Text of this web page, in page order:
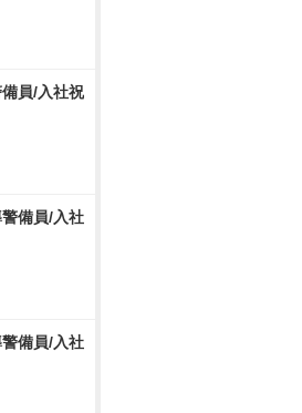
員/入社祝
備員/入社
備員/入社